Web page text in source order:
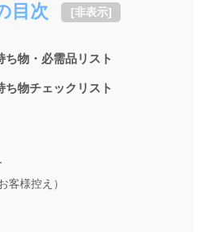
目次 [非表示]
ち物・必需品リスト
ち物チェックリスト
客様控え）